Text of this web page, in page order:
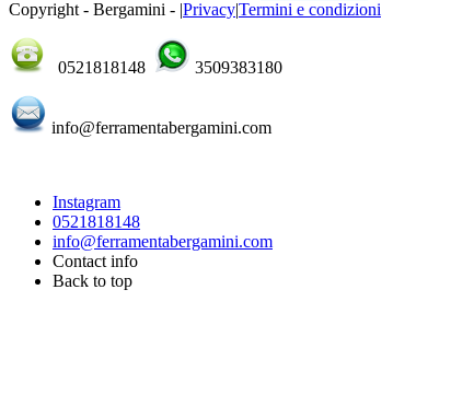
Copyright - Bergamini - |Privacy|Termini e condizioni
0521818148 3509383180
info@ferramentabergamini.com
Instagram
0521818148
info@ferramentabergamini.com
Contact info
Back to top